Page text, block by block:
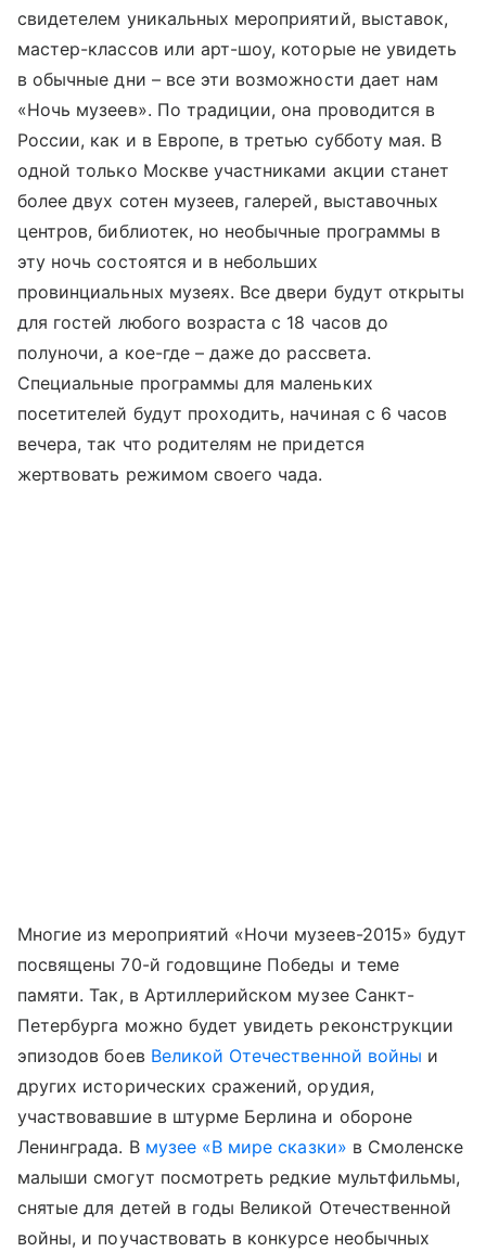
свидетелем уникальных мероприятий, выставок,
мастер-классов или арт-шоу, которые не увидеть
в обычные дни – все эти возможности дает нам
«Ночь музеев». По традиции, она проводится в
России, как и в Европе, в третью субботу мая. В
одной только Москве участниками акции станет
более двух сотен музеев, галерей, выставочных
центров, библиотек, но необычные программы в
эту ночь состоятся и в небольших
провинциальных музеях. Все двери будут открыты
для гостей любого возраста с 18 часов до
полуночи, а кое-где – даже до рассвета.
Специальные программы для маленьких
посетителей будут проходить, начиная с 6 часов
вечера, так что родителям не придется
жертвовать режимом своего чада.
Многие из мероприятий «Ночи музеев-2015» будут
посвящены 70-й годовщине Победы и теме
памяти. Так, в Артиллерийском музее Санкт-
Петербурга можно будет увидеть реконструкции
эпизодов боев Великой Отечественной войны и
других исторических сражений, орудия,
участвовавшие в штурме Берлина и обороне
Ленинграда. В музее «В мире сказки» в Смоленске
малыши смогут посмотреть редкие мультфильмы,
снятые для детей в годы Великой Отечественной
войны, и поучаствовать в конкурсе необычных